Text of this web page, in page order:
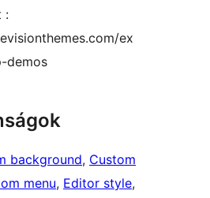
:
ex
demos
background, Custom
menu, Editor style